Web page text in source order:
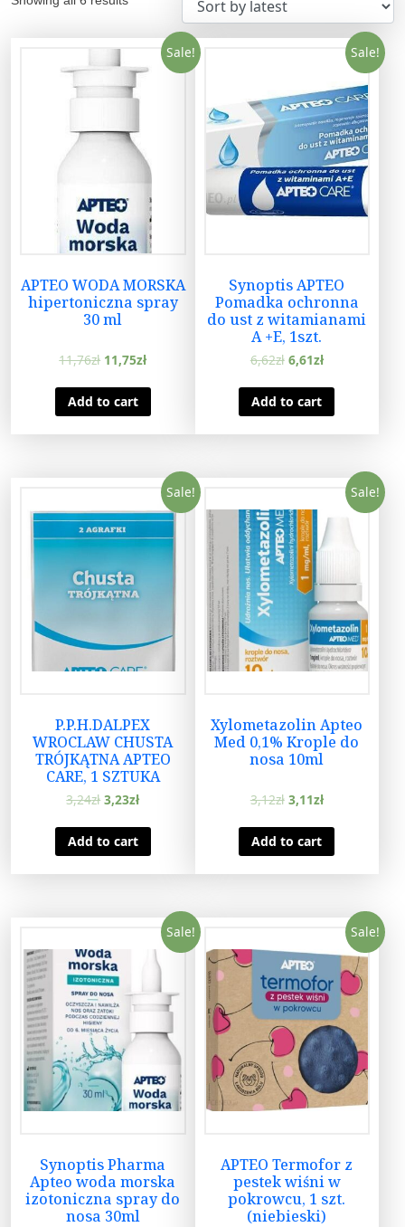
Sale!
APTEO WODA MORSKA
hipertoniczna spray
30 ml
11,76zł 11,75zł
Add to cart
Sale!
Synoptis APTEO
Pomadka ochronna
do ust z witamianami
A +E, 1szt.
6,62zł 6,61zł
Add to cart
Sale!
P.P.H.DALPEX
WROCLAW CHUSTA
TRÓJKĄTNA APTEO
CARE, 1 SZTUKA
3,24zł 3,23zł
Add to cart
Sale!
Xylometazolin Apteo
Med 0,1% Krople do
nosa 10ml
3,12zł 3,11zł
Add to cart
Sale!
Synoptis Pharma
Apteo woda morska
izotoniczna spray do
nosa 30ml
Sale!
APTEO Termofor z
pestek wiśni w
pokrowcu, 1 szt.
(niebieski)